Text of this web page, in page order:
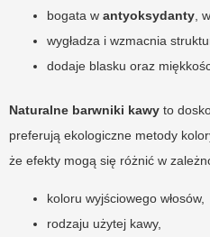
bogata w antyoksydanty ,
wygładza i wzmacnia
dodaje blasku oraz
Naturalne barwniki kawy to
preferują ekologiczne metody
że efekty mogą się różnić w
koloru wyjściowego włosów,
rodzaju użytej kawy,